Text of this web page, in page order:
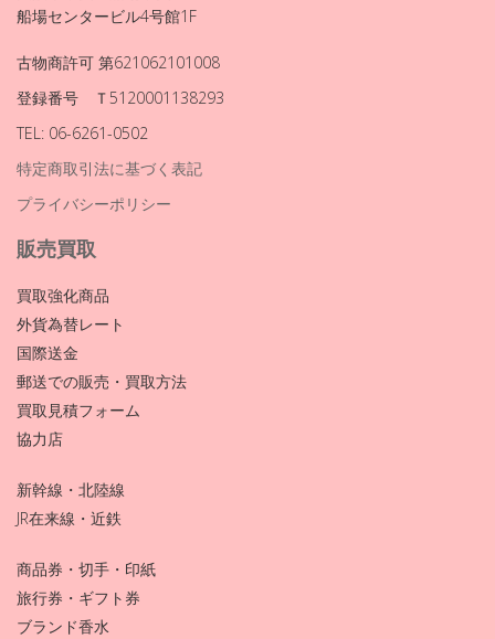
船場センタービル4号館1F
古物商許可 第621062101008
登録番号 Ｔ5120001138293
TEL: 06-6261-0502
特定商取引法に基づく表記
プライバシーポリシー
販売買取
買取強化商品
外貨為替レート
国際送金
郵送での販売・買取方法
買取見積フォーム
協力店
新幹線・北陸線
JR在来線・近鉄
商品券・切手・印紙
旅行券・ギフト券
ブランド香水